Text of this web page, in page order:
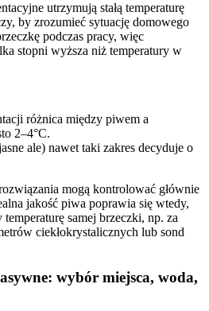
utrzymują stałą temperaturę
by zrozumieć sytuację domowego
podczas pracy, więc
stopni wyższa niż temperatury w
różnica między piwem a
2–4°C.
ale) nawet taki zakres decyduje o
mogą kontrolować głównie
jakość piwa poprawia się wtedy,
samej brzeczki, np. za
ciekłokrystalicznych lub sond
wybór miejsca, woda,